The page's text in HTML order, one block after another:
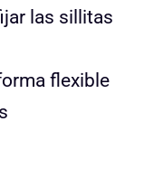
las sillitas
flexible